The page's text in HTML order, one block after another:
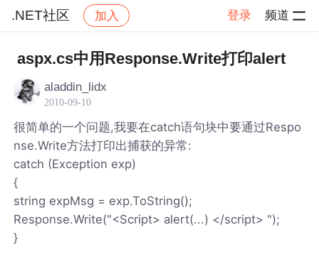
.NET社区 加入 登录 频道
.NET社区
aspx.cs中用Response.Write打印alert
aladdin_lidx
2010-09-10
很简单的一个问题,我要在catch语句块中要通过Respo
nse.Write方法打印出捕获的异常:
catch (Exception exp)
{
string expMsg = exp.ToString();
Response.Write("<Script> alert(...) </script> ");
}